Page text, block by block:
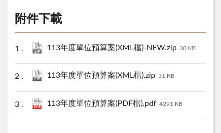
附件下載
113年度單位預算案(XML檔)-NEW.zip 30 KB
113年度單位預算案(XML檔).zip 31 KB
113年度單位預算案(PDF檔).pdf 4291 KB